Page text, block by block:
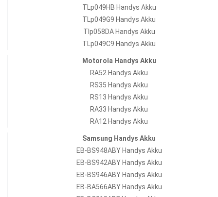
TLp049HB Handys Akku
TLp049G9 Handys Akku
Tlp058DA Handys Akku
TLp049C9 Handys Akku
Motorola Handys Akku
RA52 Handys Akku
RS35 Handys Akku
RS13 Handys Akku
RA33 Handys Akku
RA12 Handys Akku
Samsung Handys Akku
EB-BS948ABY Handys Akku
EB-BS942ABY Handys Akku
EB-BS946ABY Handys Akku
EB-BA566ABY Handys Akku